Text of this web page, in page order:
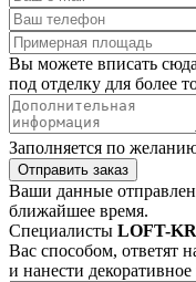
Вы можете вписать
под отделку для более
Заполняется по
Отправить заказ
Ваши данные
ближайшее время.
Специалисты LOFT-
Вас способом, ответят
и нанести